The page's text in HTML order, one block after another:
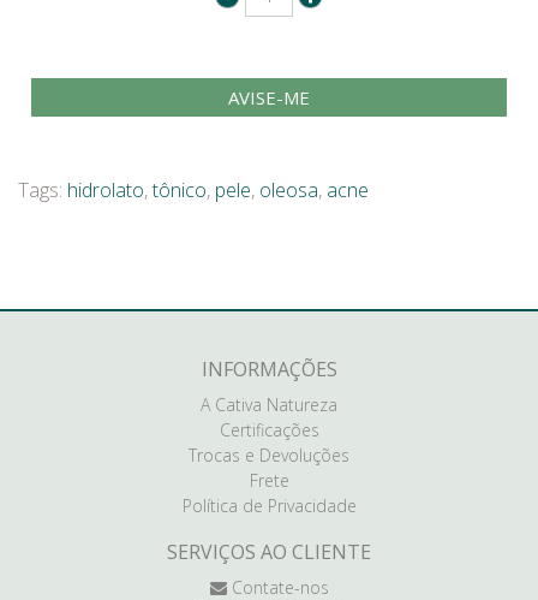
AVISE-ME
Tags: hidrolato,tônico, pele, oleosa, acne
INFORMAÇÕES
A Cativa Natureza
Certificações
Trocas e Devoluções
Frete
Política de Privacidade
SERVIÇOS AO CLIENTE
Contate-nos